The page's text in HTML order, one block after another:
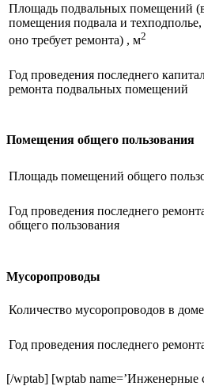
Площадь подвальных помещений
помещения подвала и техподполье,
оно требует ремонта) , м2
Год проведения последнего
ремонта подвальных помещений
Помещения общего пользования
Площадь помещений общего
Год проведения последнего
общего пользования
Мусоропроводы
Количество мусоропроводов в доме
Год проведения последнего
[/wptab] [wptab name=’Инженерные